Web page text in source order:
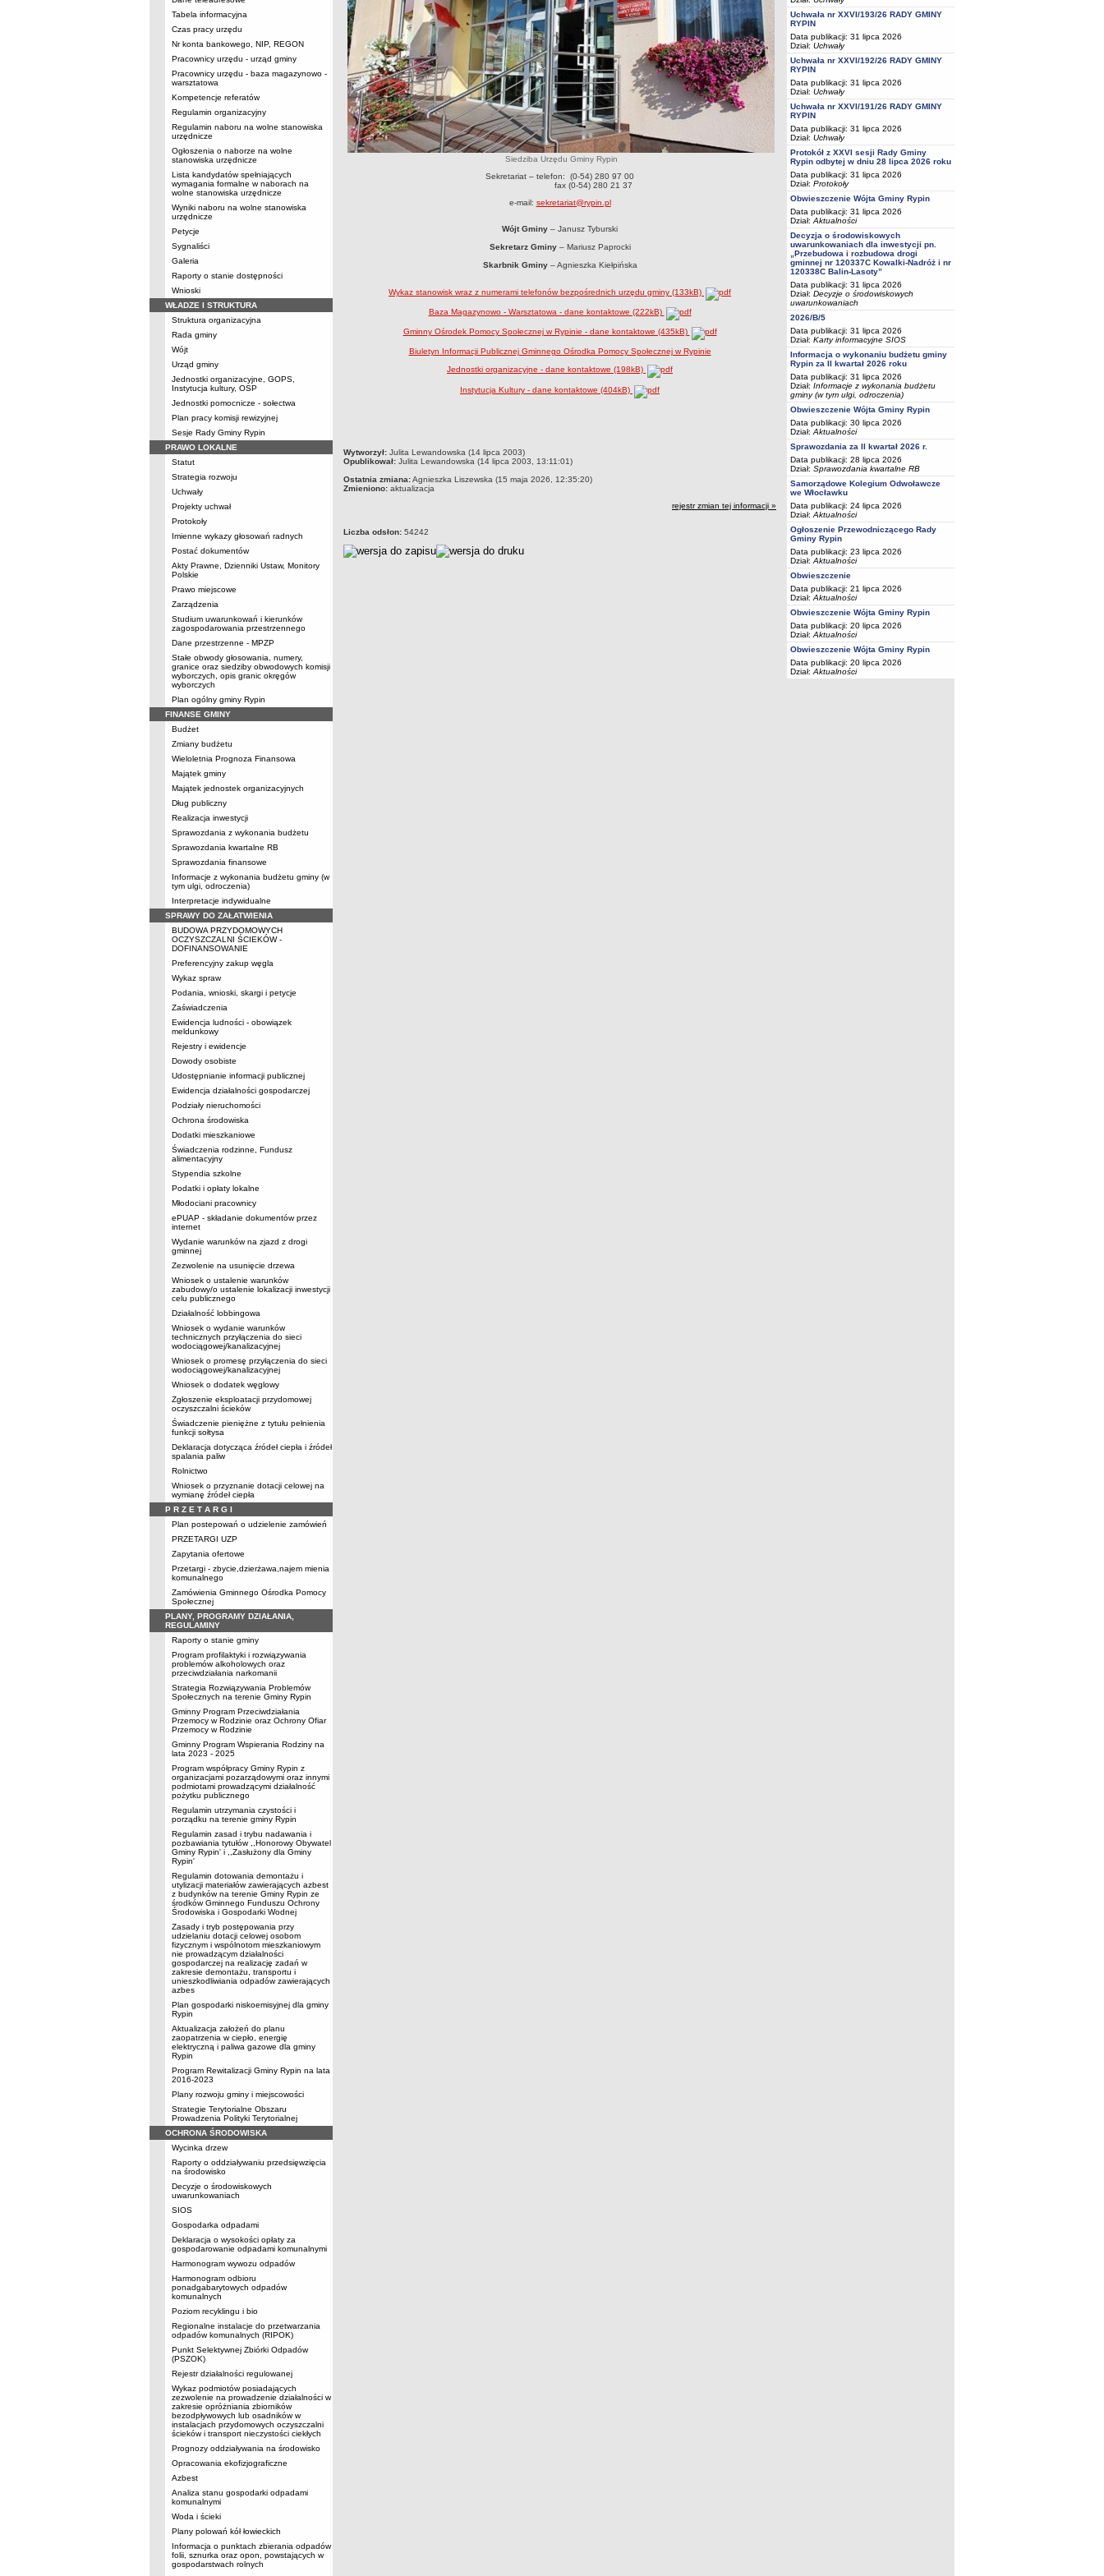
Tabela informacyjna
Czas pracy urzędu
Nr konta bankowego, NIP, REGON
Pracownicy urzędu - urząd gminy
Pracownicy urzędu - baza magazynowo -
warsztatowa
Kompetencje referatów
Regulamin organizacyjny
Regulamin naboru na wolne stanowiska
urzędnicze
Ogłoszenia o naborze na wolne
stanowiska urzędnicze
Lista kandydatów spełniających
wymagania formalne w naborach na
wolne stanowiska urzędnicze
Wyniki naboru na wolne stanowiska
urzędnicze
Petycje
Sygnaliści
Galeria
Raporty o stanie dostępności
Wnioski
WŁADZE I STRUKTURA
Struktura organizacyjna
Rada gminy
Wójt
Urząd gminy
Jednostki organizacyjne, GOPS,
Instytucja kultury, OSP
Jednostki pomocnicze - sołectwa
Plan pracy komisji rewizyjnej
Sesje Rady Gminy Rypin
PRAWO LOKALNE
Statut
Strategia rozwoju
Uchwały
Projekty uchwał
Protokoły
Imienne wykazy głosowań radnych
Postać dokumentów
Akty Prawne, Dzienniki Ustaw, Monitory
Polskie
Prawo miejscowe
Zarządzenia
Studium uwarunkowań i kierunków
zagospodarowania przestrzennego
Dane przestrzenne - MPZP
Stałe obwody głosowania, numery,
granice oraz siedziby obwodowych komisji
wyborczych, opis granic okręgów
wyborczych
Plan ogólny gminy Rypin
FINANSE GMINY
Budżet
Zmiany budżetu
Wieloletnia Prognoza Finansowa
Majątek gminy
Majątek jednostek organizacyjnych
Dług publiczny
Realizacja inwestycji
Sprawozdania z wykonania budżetu
Sprawozdania kwartalne RB
Sprawozdania finansowe
Informacje z wykonania budżetu gminy (w
tym ulgi, odroczenia)
Interpretacje indywidualne
SPRAWY DO ZAŁATWIENIA
BUDOWA PRZYDOMOWYCH
OCZYSZCZALNI ŚCIEKÓW -
DOFINANSOWANIE
Preferencyjny zakup węgla
Wykaz spraw
Podania, wnioski, skargi i petycje
Zaświadczenia
Ewidencja ludności - obowiązek
meldunkowy
Rejestry i ewidencje
Dowody osobiste
Udostępnianie informacji publicznej
Ewidencja działalności gospodarczej
Podziały nieruchomości
Ochrona środowiska
Dodatki mieszkaniowe
Świadczenia rodzinne, Fundusz
alimentacyjny
Stypendia szkolne
Podatki i opłaty lokalne
Młodociani pracownicy
ePUAP - składanie dokumentów przez
internet
Wydanie warunków na zjazd z drogi
gminnej
Zezwolenie na usunięcie drzewa
Wniosek o ustalenie warunków
zabudowy/o ustalenie lokalizacji inwestycji
celu publicznego
Działalność lobbingowa
Wniosek o wydanie warunków
technicznych przyłączenia do sieci
wodociągowej/kanalizacyjnej
Wniosek o promesę przyłączenia do sieci
wodociągowej/kanalizacyjnej
Wniosek o dodatek węglowy
Zgłoszenie eksploatacji przydomowej
oczyszczalni ścieków
Świadczenie pieniężne z tytułu pełnienia
funkcji sołtysa
Deklaracja dotycząca źródeł ciepła i źródeł
spalania paliw
Rolnictwo
Wniosek o przyznanie dotacji celowej na
wymianę źródeł ciepła
P R Z E T A R G I
Plan postepowań o udzielenie zamówień
PRZETARGI UZP
Zapytania ofertowe
Przetargi - zbycie,dzierżawa,najem mienia
komunalnego
Zamówienia Gminnego Ośrodka Pomocy
Społecznej
PLANY, PROGRAMY DZIAŁANIA,
REGULAMINY
Raporty o stanie gminy
Program profilaktyki i rozwiązywania
problemów alkoholowych oraz
przeciwdziałania narkomanii
Strategia Rozwiązywania Problemów
Społecznych na terenie Gminy Rypin
Gminny Program Przeciwdziałania
Przemocy w Rodzinie oraz Ochrony Ofiar
Przemocy w Rodzinie
Gminny Program Wspierania Rodziny na
lata 2023 - 2025
Program współpracy Gminy Rypin z
organizacjami pozarządowymi oraz innymi
podmiotami prowadzącymi działalność
pożytku publicznego
Regulamin utrzymania czystości i
porządku na terenie gminy Rypin
Regulamin zasad i trybu nadawania i
pozbawiania tytułów ,,Honorowy Obywatel
Gminy Rypin' i ,,Zasłużony dla Gminy
Rypin'
Regulamin dotowania demontażu i
utylizacji materiałów zawierających azbest
z budynków na terenie Gminy Rypin ze
środków Gminnego Funduszu Ochrony
Środowiska i Gospodarki Wodnej
Zasady i tryb postępowania przy
udzielaniu dotacji celowej osobom
fizycznym i wspólnotom mieszkaniowym
nie prowadzącym działalności
gospodarczej na realizację zadań w
zakresie demontażu, transportu i
unieszkodliwiania odpadów zawierających
azbes
Plan gospodarki niskoemisyjnej dla gminy
Rypin
Aktualizacja założeń do planu
zaopatrzenia w ciepło, energię
elektryczną i paliwa gazowe dla gminy
Rypin
Program Rewitalizacji Gminy Rypin na lata
2016-2023
Plany rozwoju gminy i miejscowości
Strategie Terytorialne Obszaru
Prowadzenia Polityki Terytorialnej
OCHRONA ŚRODOWISKA
Wycinka drzew
Raporty o oddziaływaniu przedsięwzięcia
na środowisko
Decyzje o środowiskowych
uwarunkowaniach
SIOS
Gospodarka odpadami
Deklaracja o wysokości opłaty za
gospodarowanie odpadami komunalnymi
Harmonogram wywozu odpadów
Harmonogram odbioru
ponadgabarytowych odpadów
komunalnych
Poziom recyklingu i bio
Regionalne instalacje do przetwarzania
odpadów komunalnych (RIPOK)
Punkt Selektywnej Zbiórki Odpadów
(PSZOK)
Rejestr działalności regulowanej
Wykaz podmiotów posiadających
zezwolenie na prowadzenie działalności w
zakresie opróżniania zbiorników
bezodpływowych lub osadników w
instalacjach przydomowych oczyszczalni
ścieków i transport nieczystości ciekłych
Prognozy oddziaływania na środowisko
Opracowania ekofizjograficzne
Azbest
Analiza stanu gospodarki odpadami
komunalnymi
Woda i ścieki
Plany polowań kół łowieckich
Informacja o punktach zbierania odpadów
folii, sznurka oraz opon, powstających w
gospodarstwach rolnych
Siedziba Urzędu Gminy Rypin
Sekretariat – telefon: (0-54) 280 97 00
fax (0-54) 280 21 37
e-mail: sekretariat@rypin.pl
Wójt Gminy – Janusz Tyburski
Sekretarz Gminy– Mariusz Paprocki
Skarbnik Gminy– Agnieszka Kiełpińska
Wykaz stanowisk wraz z numerami telefonów bezpośrednich urzędu gminy (133kB)
Baza Magazynowo - Warsztatowa - dane kontaktowe (222kB)
Gminny Ośrodek Pomocy Społecznej w Rypinie - dane kontaktowe (435kB)
Biuletyn Informacji Publicznej Gminnego Ośrodka Pomocy Społecznej w Rypinie
Jednostki organizacyjne - dane kontaktowe (198kB)
Instytucja Kultury - dane kontaktowe (404kB)
metryczka
Wytworzył: Julita Lewandowska (14 lipca 2003)
Opublikował: Julita Lewandowska (14 lipca 2003, 13:11:01)
Ostatnia zmiana:Agnieszka Liszewska (15 maja 2026, 12:35:20)
Zmieniono: aktualizacja
rejestr zmian tej informacji »
Liczba odsłon: 54242
Uchwała nr XXVI/193/26 RADY GMINY
RYPIN
Data publikacji: 31 lipca 2026
Dział: Uchwały
Uchwała nr XXVI/192/26 RADY GMINY
RYPIN
Data publikacji: 31 lipca 2026
Dział: Uchwały
Uchwała nr XXVI/191/26 RADY GMINY
RYPIN
Data publikacji: 31 lipca 2026
Dział: Uchwały
Protokół z XXVI sesji Rady Gminy
Rypin odbytej w dniu 28 lipca 2026 roku
Data publikacji: 31 lipca 2026
Dział: Protokoły
Obwieszczenie Wójta Gminy Rypin
Data publikacji: 31 lipca 2026
Dział: Aktualności
Decyzja o środowiskowych
uwarunkowaniach dla inwestycji pn.
„Przebudowa i rozbudowa drogi
gminnej nr 120337C Kowalki-Nadróż i nr
120338C Balin-Lasoty”
Data publikacji: 31 lipca 2026
Dział: Decyzje o środowiskowych
uwarunkowaniach
2026/B/5
Data publikacji: 31 lipca 2026
Dział: Karty informacyjne SIOS
Informacja o wykonaniu budżetu gminy
Rypin za II kwartał 2026 roku
Data publikacji: 31 lipca 2026
Dział: Informacje z wykonania budżetu
gminy (w tym ulgi, odroczenia)
Obwieszczenie Wójta Gminy Rypin
Data publikacji: 30 lipca 2026
Dział: Aktualności
Sprawozdania za II kwartał 2026 r.
Data publikacji: 28 lipca 2026
Dział: Sprawozdania kwartalne RB
Samorządowe Kolegium Odwoławcze
we Włocławku
Data publikacji: 24 lipca 2026
Dział: Aktualności
Ogłoszenie Przewodniczącego Rady
Gminy Rypin
Data publikacji: 23 lipca 2026
Dział: Aktualności
Obwieszczenie
Data publikacji: 21 lipca 2026
Dział: Aktualności
Obwieszczenie Wójta Gminy Rypin
Data publikacji: 20 lipca 2026
Dział: Aktualności
Obwieszczenie Wójta Gminy Rypin
Data publikacji: 20 lipca 2026
Dział: Aktualności